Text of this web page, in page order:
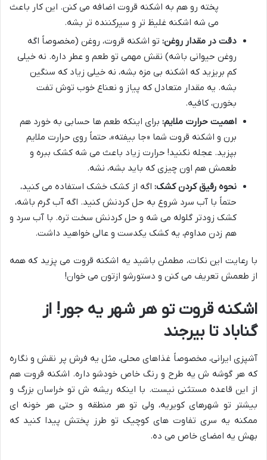
پخته رو هم به اشکنه قروت اضافه می کنن. این کار باعث
می شه اشکنه غلیظ تر و سیرکننده تر بشه.
دقت در مقدار روغن: تو اشکنه قروت، روغن (مخصوصاً اگه
روغن حیوانی باشه) نقش مهمی تو طعم و عطر داره. نه خیلی
کم بریزید که اشکنه بی مزه بشه، نه خیلی زیاد که سنگین
بشه. یه مقدار متعادل که پیاز و نعناع خوب توش تفت
بخورن، کافیه.
اهمیت حرارت ملایم: برای اینکه طعم ها حسابی به خورد هم
برن و اشکنه قروت شما «جا بیفته»، حتماً روی حرارت ملایم
بپزید. عجله نکنید! حرارت زیاد باعث می شه کشک ببره و
طعمش هم اون چیزی که باید بشه، نشه.
نحوه رقیق کردن کشک: اگه از کشک خشک استفاده می کنید،
حتماً با آب سرد شروع به حل کردنش کنید. اگه آب گرم باشه،
کشک زودتر گلوله می شه و حل کردنش سخت تره. با آب سرد و
هم زدن مداوم، یه کشک یکدست و عالی خواهید داشت.
با رعایت این نکات، مطمئن باشید یه اشکنه قروت می پزید که همه
از طعمش تعریف می کنن و دستورشو ازتون می خوان!
اشکنه قروت تو هر شهر یه جور! از
گناباد تا بیرجند
آشپزی ایرانی، مخصوصاً غذاهای محلی، مثل یه فرش پر نقش و نگاره
که هر گوشه ش یه طرح و رنگ خاص خودشو داره. اشکنه قروت هم
از این قاعده مستثنی نیست. با اینکه ریشه ش تو خراسان بزرگ و
بیشتر تو شهرهای کویریه، ولی تو هر منطقه و حتی هر خونه ای
ممکنه یه سری تفاوت های کوچیک تو طرز پختش پیدا کنید که
بهش یه امضای خاص می ده.